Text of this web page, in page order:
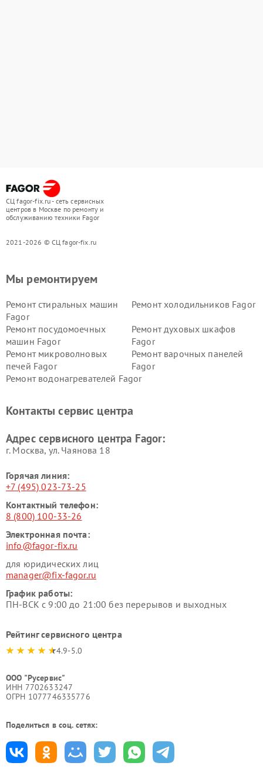
СЦ fagor-fix.ru - сеть сервисных
центров в Москве по ремонту и
обслуживанию техники Fagor
2021-2026 © СЦ fagor-fix.ru
Мы ремонтируем
Ремонт стиральных машин
Fagor
Ремонт холодильников Fagor
Ремонт посудомоечных
машин Fagor
Ремонт духовых шкафов
Fagor
Ремонт микроволновых
печей Fagor
Ремонт варочных панелей
Fagor
Ремонт водонагревателей Fagor
Контакты сервис центра
Адрес сервисного центра Fagor:
г. Москва, ул. Чаянова 18
Горячая линия:
+7 (495) 023-73-25
Контактный телефон:
8 (800) 100-33-26
Электронная почта:
info@fagor-fix.ru
для юридических лиц
manager@fix-fagor.ru
График работы:
ПН-ВСК с 9:00 до 21:00 без перерывов и выходных
Рейтинг сервисного центра
4.9-5.0
ООО "Русервис"
ИНН 7702633247
ОГРН 1077746335776
Поделиться в соц. сетях: